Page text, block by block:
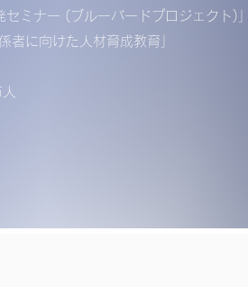
ミナー (ブルーバードプロジェクト)
に向けた人材育成教育」